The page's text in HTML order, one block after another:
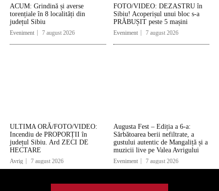
ACUM: Grindină și averse
torențiale în 8 localități din
județul Sibiu
Eveniment 7 august 2026
FOTO/VIDEO: DEZASTRU în
Sibiu! Acoperișul unui bloc s-a
PRĂBUȘIT peste 5 mașini
Eveniment 7 august 2026
ULTIMA ORĂ/FOTO/VIDEO:
Incendiu de PROPORȚII în
județul Sibiu. Ard ZECI DE
HECTARE
Avrig 7 august 2026
Augusta Fest – Ediția a 6-a:
Sărbătoarea berii nefiltrate, a
gustului autentic de Mangaliță și a
muzicii live pe Valea Avrigului
Eveniment 7 august 2026